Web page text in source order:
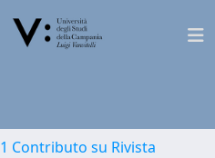
1 Contributo su Rivista